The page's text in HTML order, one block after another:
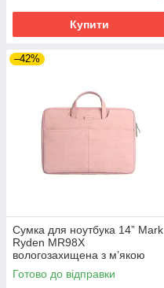
Купити
–42%
Сумка для ноутбука 14” Mark
Ryden MR98X
вологозахищена з м’якою
підкладкою (Рожевий)
Готово до відправки